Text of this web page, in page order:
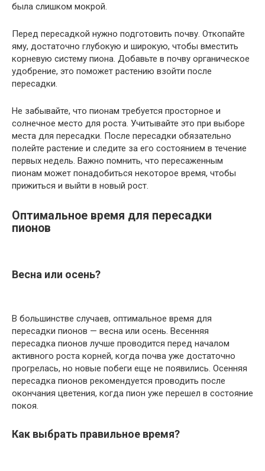
была слишком мокрой.
Перед пересадкой нужно подготовить почву. Откопайте
яму, достаточно глубокую и широкую, чтобы вместить
корневую систему пиона. Добавьте в почву органическое
удобрение, это поможет растению взойти после
пересадки.
Не забывайте, что пионам требуется просторное и
солнечное место для роста. Учитывайте это при выборе
места для пересадки. После пересадки обязательно
полейте растение и следите за его состоянием в течение
первых недель. Важно помнить, что пересаженным
пионам может понадобиться некоторое время, чтобы
прижиться и выйти в новый рост.
Оптимальное время для пересадки
пионов
Весна или осень?
В большинстве случаев, оптимальное время для
пересадки пионов — весна или осень. Весенняя
пересадка пионов лучше проводится перед началом
активного роста корней, когда почва уже достаточно
прогрелась, но новые побеги еще не появились. Осенняя
пересадка пионов рекомендуется проводить после
окончания цветения, когда пион уже перешел в состояние
покоя.
Как выбрать правильное время?